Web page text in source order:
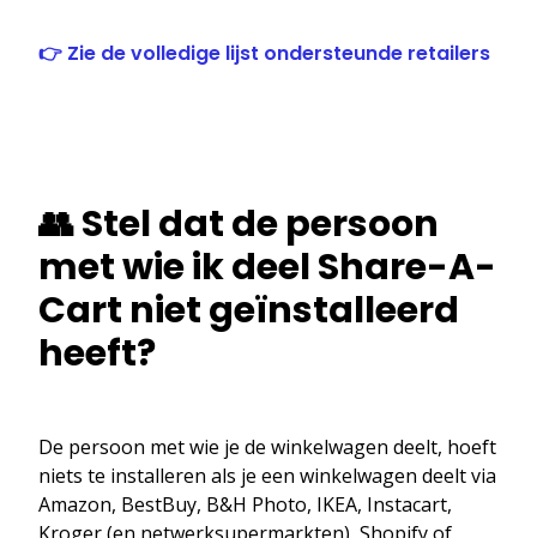
👉 Zie de volledige lijst ondersteunde retailers
👥 Stel dat de persoon
met wie ik deel Share-A-
Cart niet geïnstalleerd
heeft?
De persoon met wie je de winkelwagen deelt, hoeft
niets te installeren als je een winkelwagen deelt via
Amazon, BestBuy, B&H Photo, IKEA, Instacart,